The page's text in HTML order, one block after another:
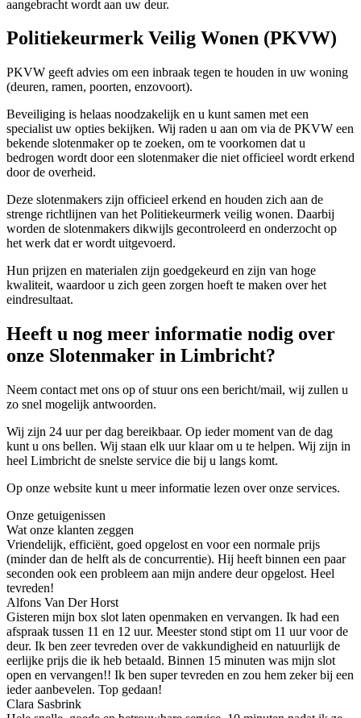
aangebracht wordt aan uw deur.
Politiekeurmerk Veilig Wonen (PKVW)
PKVW geeft advies om een inbraak tegen te houden in uw woning
(deuren, ramen, poorten, enzovoort).
Beveiliging is helaas noodzakelijk en u kunt samen met een
specialist uw opties bekijken. Wij raden u aan om via de PKVW een
bekende slotenmaker op te zoeken, om te voorkomen dat u
bedrogen wordt door een slotenmaker die niet officieel wordt erkend
door de overheid.
Deze slotenmakers zijn officieel erkend en houden zich aan de
strenge richtlijnen van het Politiekeurmerk veilig wonen. Daarbij
worden de slotenmakers dikwijls gecontroleerd en onderzocht op
het werk dat er wordt uitgevoerd.
Hun prijzen en materialen zijn goedgekeurd en zijn van hoge
kwaliteit, waardoor u zich geen zorgen hoeft te maken over het
eindresultaat.
Heeft u nog meer informatie nodig over
onze Slotenmaker in Limbricht?
Neem contact met ons op of stuur ons een bericht/mail, wij zullen u
zo snel mogelijk antwoorden.
Wij zijn 24 uur per dag bereikbaar. Op ieder moment van de dag
kunt u ons bellen. Wij staan elk uur klaar om u te helpen. Wij zijn in
heel Limbricht de snelste service die bij u langs komt.
Op onze website kunt u meer informatie lezen over onze services.
Onze getuigenissen
Wat onze klanten zeggen
Vriendelijk, efficiënt, goed opgelost en voor een normale prijs
(minder dan de helft als de concurrentie). Hij heeft binnen een paar
seconden ook een probleem aan mijn andere deur opgelost. Heel
tevreden!
Alfons Van Der Horst
Gisteren mijn box slot laten openmaken en vervangen. Ik had een
afspraak tussen 11 en 12 uur. Meester stond stipt om 11 uur voor de
deur. Ik ben zeer tevreden over de vakkundigheid en natuurlijk de
eerlijke prijs die ik heb betaald. Binnen 15 minuten was mijn slot
open en vervangen!! Ik ben super tevreden en zou hem zeker bij een
ieder aanbevelen. Top gedaan!
Clara Sasbrink